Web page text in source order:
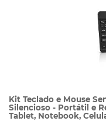
Kit Teclado e Mouse
Silencioso - Portátil e
Tablet, Notebook,